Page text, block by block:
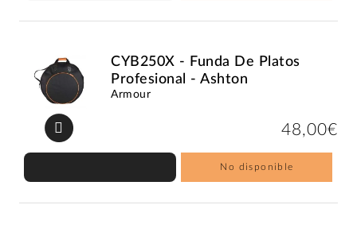
CYB250X - Funda De Platos
Profesional - Ashton
Armour
48,00€
No disponible